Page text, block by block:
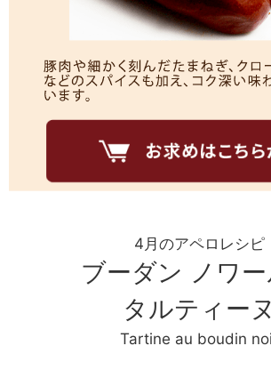
4月のアペロレシピ
ブーダン ノワ
タルティーヌ
Tartine au boudin